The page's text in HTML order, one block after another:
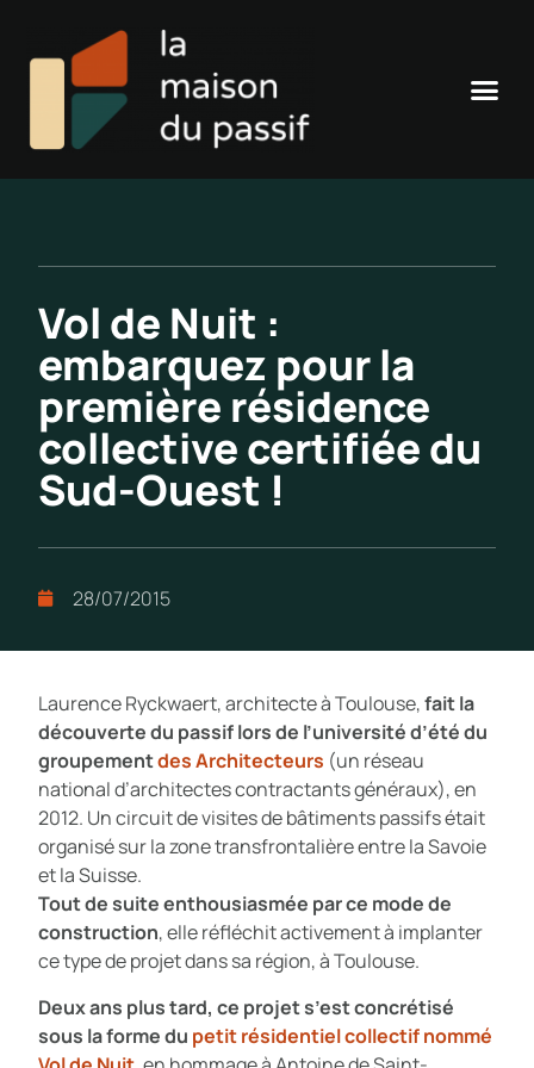
Vol de Nuit :
embarquez pour la
première résidence
collective certifiée du
Sud-Ouest !
28/07/2015
Laurence Ryckwaert, architecte à Toulouse,fait la
découverte du passif lors de l’université d’été du
groupementdes Architecteurs (un réseau
national d’architectes contractants généraux), en
2012. Un circuit de visites de bâtiments passifs était
organisé sur la zone transfrontalière entre la Savoie
et la Suisse.
Tout de suite enthousiasmée par ce mode de
construction, elle réfléchit activement à implanter
ce type de projet dans sa région, à Toulouse.
Deux ans plus tard, ce projet s’est concrétisé
sous la forme du petit résidentiel collectif nommé